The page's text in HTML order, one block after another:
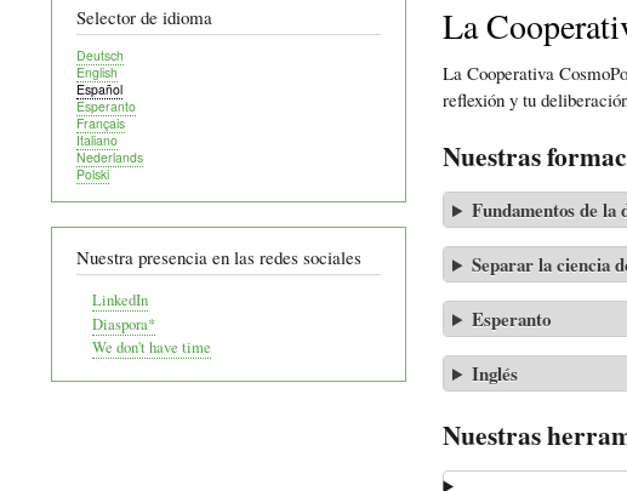
La
La Cooperativa
reflexión y tu
Nuestras
Fundamentos de la
Separar la ciencia
Esperanto
Inglés
Nuestras
Selector de idioma
Deutsch
English
Español
Esperanto
Français
Italiano
Nederlands
Polski
Nuestra presencia en las redes sociales
LinkedIn
Diaspora*
We don't have time